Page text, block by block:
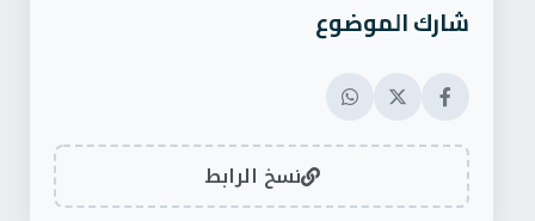
شارك الموضوع
نسخ الرابط